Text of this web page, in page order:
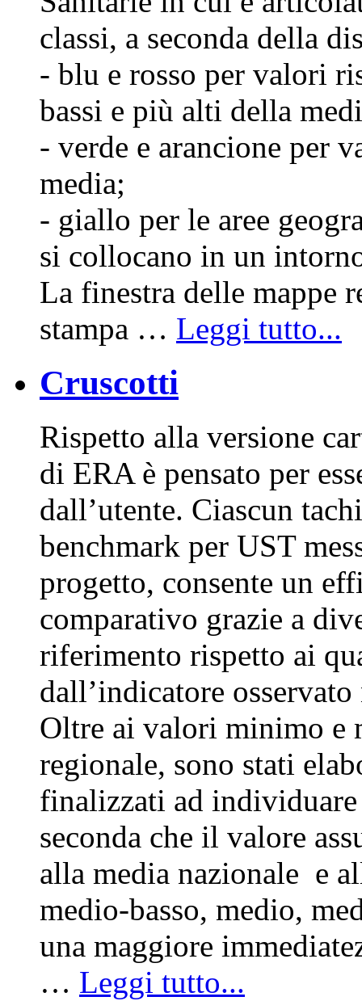
classi, a seconda della
- blu e rosso per valori
bassi e più alti della
- verde e arancione per
media;
- giallo per le aree
si collocano in un
La finestra delle mappe
stampa … Leggi tutto...
Cruscotti
Rispetto alla versione
di ERA è pensato per
dall’utente. Ciascun
benchmark per UST
progetto, consente un
comparativo grazie a
riferimento rispetto ai
dall’indicatore
Oltre ai valori minimo e
regionale, sono stati
finalizzati ad
seconda che il valore
alla media nazionale e
medio-basso, medio,
una maggiore
… Leggi tutto...